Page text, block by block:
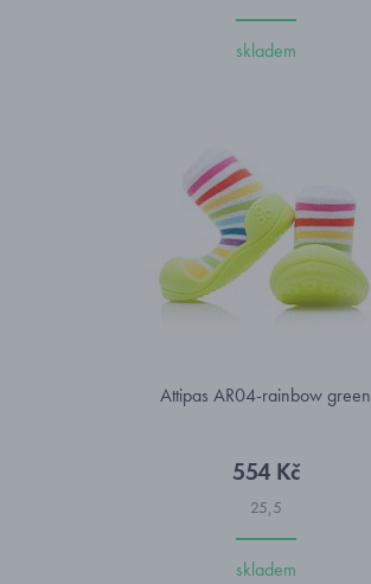
skladem
Attipas AR04-rainbow green
554 Kč
25,5
skladem